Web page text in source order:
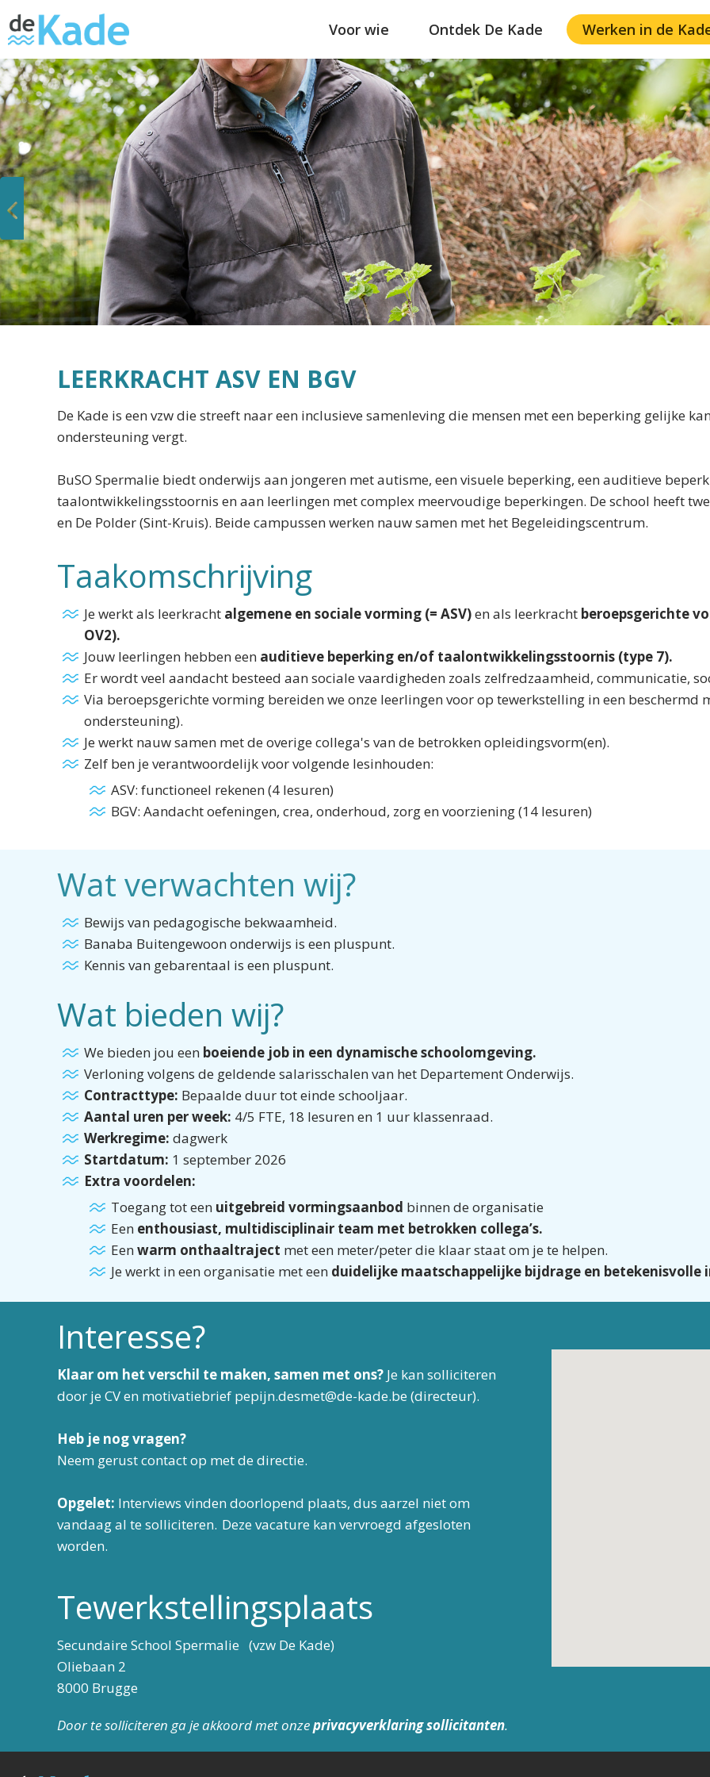
Voor wie Ontdek De Kade Werken in de
Vorige
LEERKRACHT ASV EN BGV
De Kade is een vzw die streeft naar een inclusieve samenleving die mensen met een beperking gelijke
ondersteuning vergt.
BuSO Spermalie biedt onderwijs aan jongeren met autisme, een visuele beperking, een auditieve
taalontwikkelingsstoornis en aan leerlingen met complex meervoudige beperkingen. De school heeft
en De Polder (Sint-Kruis). Beide campussen werken nauw samen met het Begeleidingscentrum.
Taakomschrijving
Je werkt als leerkracht algemene en sociale vorming (= ASV)en als leerkracht beroepsgerichte
OV2).
Jouw leerlingen hebben een auditieve beperking en/of taalontwikkelingsstoornis (type 7).
Er wordt veel aandacht besteed aan sociale vaardigheden zoals zelfredzaamheid, communicatie,
Via beroepsgerichte vorming bereiden we onze leerlingen voor op tewerkstelling in een
ondersteuning).
Je werkt nauw samen met de overige collega's van de betrokken opleidingsvorm(en).
Zelf ben je verantwoordelijk voor volgende lesinhouden:
ASV: functioneel rekenen (4 lesuren)
BGV: Aandacht oefeningen, crea, onderhoud, zorg en voorziening (14 lesuren)
Wat verwachten wij?
Bewijs van pedagogische bekwaamheid.
Banaba Buitengewoon onderwijs is een pluspunt.
Kennis van gebarentaal is een pluspunt.
Wat bieden wij?
We bieden jou een boeiende job in een dynamische schoolomgeving.
Verloning volgens de geldende salarisschalen van het Departement Onderwijs.
Contracttype: Bepaalde duur tot einde schooljaar.
Aantal uren per week: 4/5 FTE, 18 lesuren en 1 uur klassenraad.
Werkregime: dagwerk
Startdatum: 1 september 2026
Extra voordelen:
Toegang tot een uitgebreid vormingsaanbod binnen de organisatie
Een enthousiast, multidisciplinair team met betrokken collega’s.
Eenwarm onthaaltraject met een meter/peter die klaar staat om je te helpen.
Je werkt in een organisatie met een duidelijke maatschappelijke bijdrage en betekenisvolle
Interesse?
Klaar om het verschil te maken, samen met ons? Je kan solliciteren
door je CV en motivatiebrief pepijn.desmet@de-kade.be (directeur).
Heb je nog vragen?
Neem gerust contact op met de directie.
Opgelet: Interviews vinden doorlopend plaats, dus aarzel niet om
vandaag al te solliciteren. Deze vacature kan vervroegd afgesloten
worden.
Tewerkstellingsplaats
Secundaire School Spermalie (vzw De Kade)
Oliebaan 2
8000 Brugge
Door te solliciteren ga je akkoord met onzeprivacyverklaring sollicitanten.